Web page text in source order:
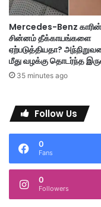
சீ
ட்
டு
-
பி
த
Mercedes-Benz காரின்
சின்னம் தீக்காயங்களை
ஏற்படுத்தியதா?
மீது வழக்கு தொடர்ந்த
35 minutes ago
Follow Us
0
Fans
0
Followers